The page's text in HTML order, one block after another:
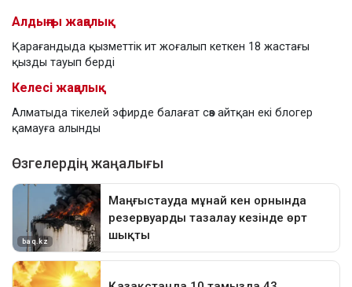
Алдыңғы жаңалық
Қарағандыда қызметтік ит жоғалып кеткен 18 жастағы
қызды тауып берді
Келесі жаңалық
Алматыда тікелей эфирде балағат сөз айтқан екі блогер
қамауға алынды